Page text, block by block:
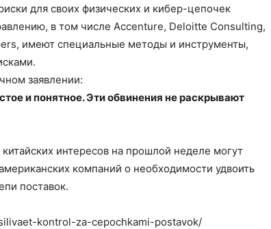
для своих физических и кибер-цепочек
в том числе Accenture, Deloitte Consulting,
имеют специальные методы и инструменты,
заявлении:
и понятное. Эти обвинения не раскрывают
интересов на прошлой неделе могут
компаний о необходимости удвоить
поставок.
kontrol-za-cepochkami-postavok/